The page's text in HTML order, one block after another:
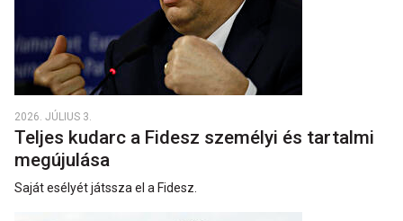
2026. JÚLIUS 3.
Teljes kudarc a Fidesz személyi és tartalmi
megújulása
Saját esélyét játssza el a Fidesz.